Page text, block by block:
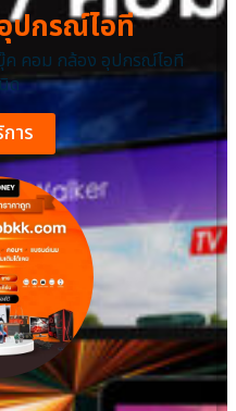
ปกรณ์ไอที
ค คอม กล้อง อุปกรณ์ไอที
ด
าร